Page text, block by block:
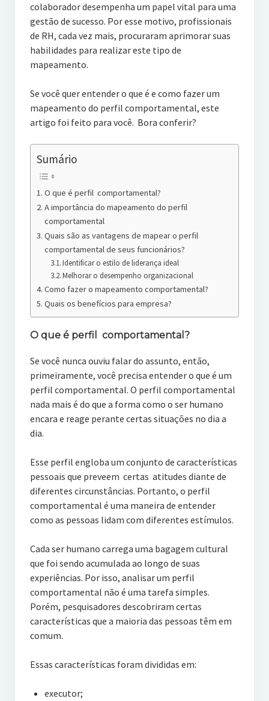
colaborador desempenha um papel vital para uma
gestão de sucesso. Por esse motivo, profissionais
de RH, cada vez mais, procuraram aprimorar suas
habilidades para realizar este tipo de
mapeamento.
Se você quer entender o que é e como fazer um
mapeamento do perfil comportamental, este
artigo foi feito para você. Bora conferir?
Sumário
O que é perfil comportamental?
A importância do mapeamento do perfil
comportamental
Quais são as vantagens de mapear o perfil
comportamental de seus funcionários?
Identificar o estilo de liderança ideal
Melhorar o desempenho organizacional
Como fazer o mapeamento comportamental?
Quais os benefícios para empresa?
O que é perfil comportamental?
Se você nunca ouviu falar do assunto, então,
primeiramente, você precisa entender o que é um
perfil comportamental. O perfil comportamental
nada mais é do que a forma como o ser humano
encara e reage perante certas situações no dia a
dia.
Esse perfil engloba um conjunto de características
pessoais que preveem certas atitudes diante de
diferentes circunstâncias. Portanto, o perfil
comportamental é uma maneira de entender
como as pessoas lidam com diferentes estímulos.
Cada ser humano carrega uma bagagem cultural
que foi sendo acumulada ao longo de suas
experiências. Por isso, analisar um perfil
comportamental não é uma tarefa simples.
Porém, pesquisadores descobriram certas
características que a maioria das pessoas têm em
comum.
Essas características foram divididas em:
executor;